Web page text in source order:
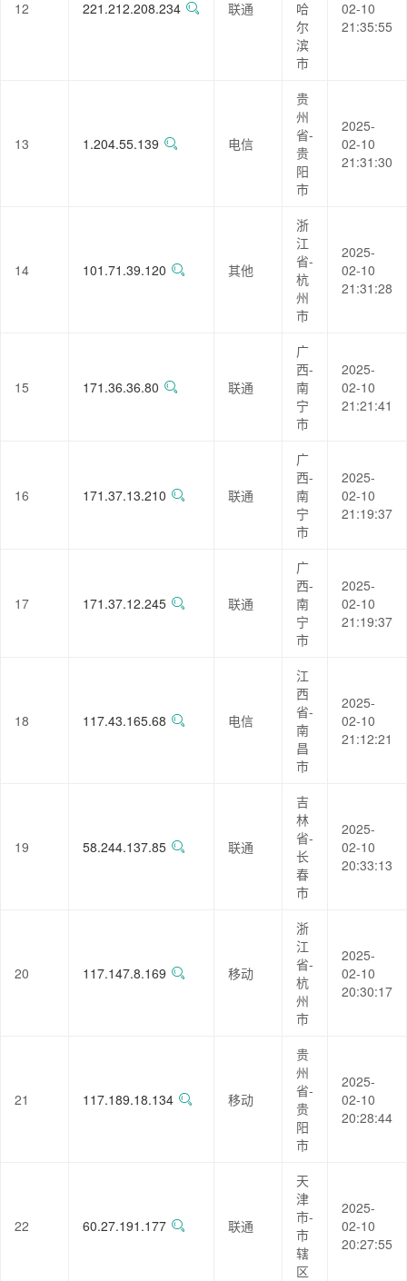
12 221.212.208.234 联通
哈
尔
滨
市
02-10
21:35:55
13 1.204.55.139 电信
贵
州
省-
贵
阳
市
2025-
02-10
21:31:30
14 101.71.39.120 其他
浙
江
省-
杭
州
市
2025-
02-10
21:31:28
15 171.36.36.80 联通
广
西-
南
宁
市
2025-
02-10
21:21:41
16 171.37.13.210 联通
广
西-
南
宁
市
2025-
02-10
21:19:37
17 171.37.12.245 联通
广
西-
南
宁
市
2025-
02-10
21:19:37
18 117.43.165.68 电信
江
西
省-
南
昌
市
2025-
02-10
21:12:21
19 58.244.137.85 联通
吉
林
省-
长
春
市
2025-
02-10
20:33:13
20 117.147.8.169 移动
浙
江
省-
杭
州
市
2025-
02-10
20:30:17
21 117.189.18.134 移动
贵
州
省-
贵
阳
市
2025-
02-10
20:28:44
22 60.27.191.177 联通
天
津
市-
市
辖
区
2025-
02-10
20:27:55